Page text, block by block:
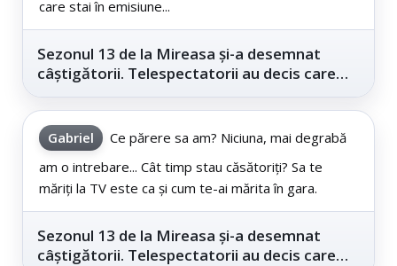
care stai în emisiune...
Sezonul 13 de la Mireasa și-a desemnat
câștigătorii. Telespectatorii au decis care
Gabriel
Ce părere sa am? Niciuna, mai degrabă
am o intrebare... Cât timp stau căsătoriți? Sa te
măriți la TV este ca și cum te-ai mărita în gara.
Sezonul 13 de la Mireasa și-a desemnat
câștigătorii. Telespectatorii au decis care